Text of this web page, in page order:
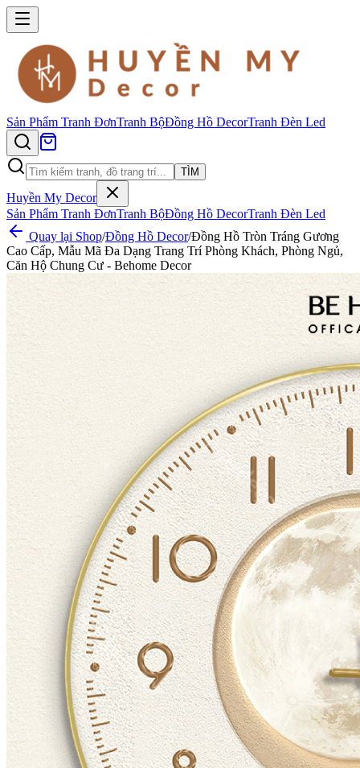
Sản Phẩm Tranh ĐơnTranh BộĐồng Hồ DecorTranh Đèn Led
TÌM
Huyền My Decor
Sản Phẩm Tranh ĐơnTranh BộĐồng Hồ DecorTranh Đèn Led
Quay lại Shop/Đồng Hồ Decor/Đồng Hồ Tròn Tráng Gương
Cao Cấp, Mẫu Mã Đa Dạng Trang Trí Phòng Khách, Phòng Ngủ,
Căn Hộ Chung Cư - Behome Decor